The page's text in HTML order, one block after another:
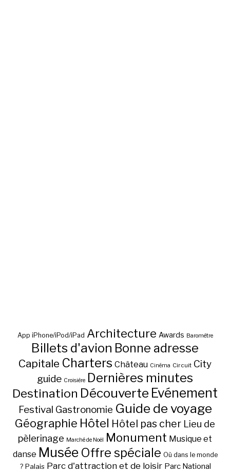
App iPhone/iPod/iPad Architecture Awards Baromètre
Billets d'avion Bonne adresse
Capitale Charters Château Cinéma Circuit City
guide Croisière Dernières minutes
Destination Découverte Evénement
Festival Gastronomie Guide de voyage
Géographie Hôtel Hôtel pas cher Lieu de
pèlerinage Marché de Noël Monument Musique et
danse Musée Offre spéciale Où dans le monde
? Palais Parc d'attraction et de loisir Parc National